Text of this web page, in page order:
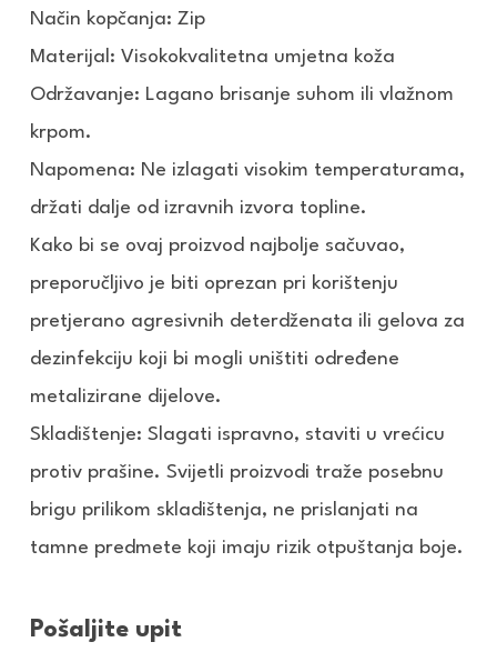
Način kopčanja: Zip
Materijal: Visokokvalitetna umjetna koža
Održavanje: Lagano brisanje suhom ili vlažnom
krpom.
Napomena: Ne izlagati visokim temperaturama,
držati dalje od izravnih izvora topline.
Kako bi se ovaj proizvod najbolje sačuvao,
preporučljivo je biti oprezan pri korištenju
pretjerano agresivnih deterdženata ili gelova za
dezinfekciju koji bi mogli uništiti određene
metalizirane dijelove.
Skladištenje: Slagati ispravno, staviti u vrećicu
protiv prašine. Svijetli proizvodi traže posebnu
brigu prilikom skladištenja, ne prislanjati na
tamne predmete koji imaju rizik otpuštanja boje.
Pošaljite upit